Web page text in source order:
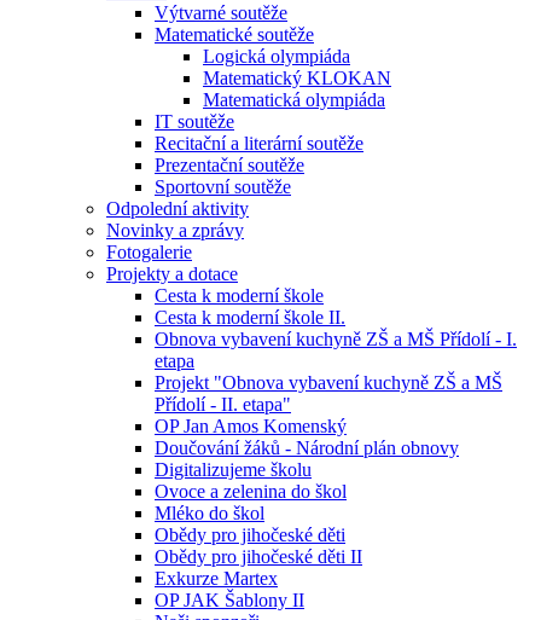
Výtvarné soutěže
Matematické soutěže
Logická olympiáda
Matematický KLOKAN
Matematická olympiáda
IT soutěže
Recitační a literární soutěže
Prezentační soutěže
Sportovní soutěže
Odpolední aktivity
Novinky a zprávy
Fotogalerie
Projekty a dotace
Cesta k moderní škole
Cesta k moderní škole II.
Obnova vybavení kuchyně ZŠ a MŠ Přídolí - I.
etapa
Projekt "Obnova vybavení kuchyně ZŠ a MŠ
Přídolí - II. etapa"
OP Jan Amos Komenský
Doučování žáků - Národní plán obnovy
Digitalizujeme školu
Ovoce a zelenina do škol
Mléko do škol
Obědy pro jihočeské děti
Obědy pro jihočeské děti II
Exkurze Martex
OP JAK Šablony II